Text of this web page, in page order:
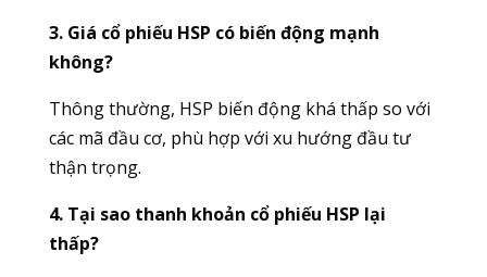
3. Giá cổ phiếu HSP có biến động mạnh
không?
Thông thường, HSP biến động khá thấp so với
các mã đầu cơ, phù hợp với xu hướng đầu tư
thận trọng.
4. Tại sao thanh khoản cổ phiếu HSP lại
thấp?